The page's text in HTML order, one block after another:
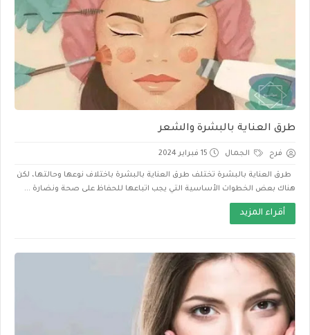
طرق العناية بالبشرة والشعر
فرح الجمال 15 فبراير 2024
طرق العناية بالبشرة تختلف طرق العناية بالبشرة باختلاف نوعها وحالتها، لكن
هناك بعض الخطوات الأساسية التي يجب اتباعها للحفاظ على صحة ونضارة ...
أقراء المزيد